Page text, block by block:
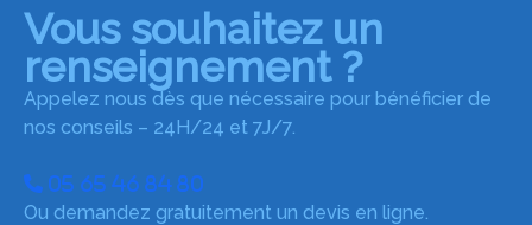
Vous souhaitez un
renseignement ?
Appelez nous dès que nécessaire pour bénéficier de
nos conseils – 24H/24 et 7J/7.
05 65 46 84 80
Ou demandez gratuitement un devis en ligne.